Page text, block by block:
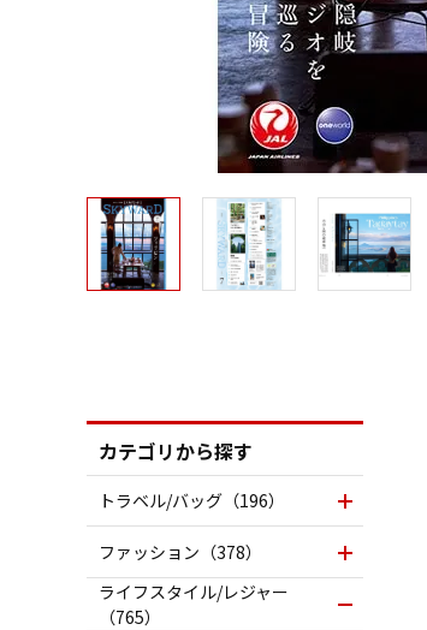
カテゴリから探す
トラベル/バッグ（196）
ファッション（378）
ライフスタイル/レジャー
（765）